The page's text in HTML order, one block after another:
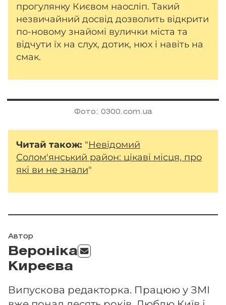
прогулянку Києвом наосліп. Такий
незвичайний досвід дозволить відкрити
по-новому знайомі вулички міста та
відчути їх на слух, дотик, нюх і навіть на
смак.
Фото: 0300.com.ua
Читай також: "Невідомий
Солом'янський район: цікаві місця, про
які ви не знали"
Автор
Вероніка
Киреєва
Випускова редакторка. Працюю у ЗМІ